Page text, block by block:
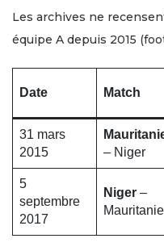
Les archives ne
équipe A depuis 2015
Date Match
31 mars
2015
– Niger
5
septembre
2017
Niger –
Mauritanie